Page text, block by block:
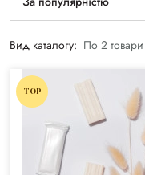
Вид каталогу: По 2 товари
TOP